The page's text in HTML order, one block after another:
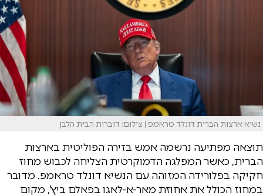
נשיא ארצות הברית דונלד טראמפ | צילום: דוברות הבית הלבן
תוצאה מפתיעה נרשמה אמש בזירה הפוליטית בארצות
הברית, כאשר המפלגה הדמוקרטית הצליחה לכבוש מחוז
חקיקה בפלורידה המזוהה עם הנשיא דונלד טראמפ. מדובר
במחוז הכולל את אחוזת מאר-א-לאגו בפאלם ביץ', מקום